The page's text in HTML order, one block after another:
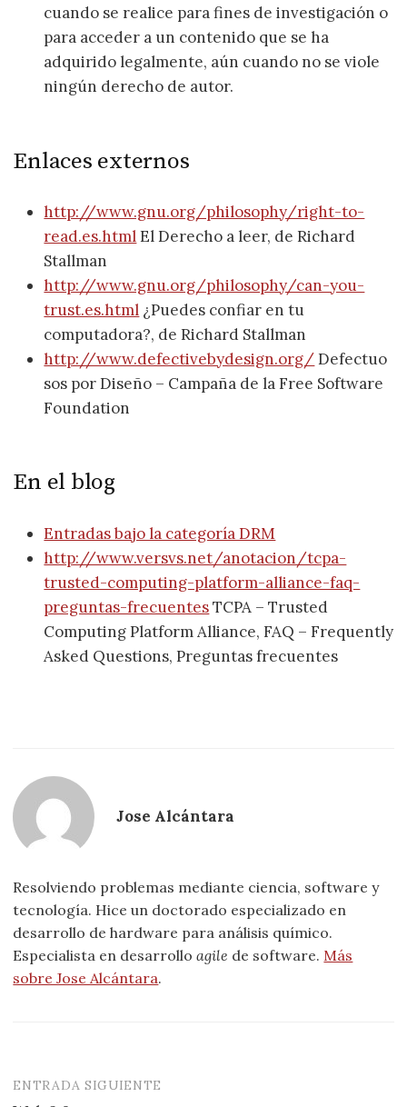
cuando se realice para fines de investigación o
para acceder a un contenido que se ha
adquirido legalmente, aún cuando no se viole
ningún derecho de autor.
Enlaces externos
http://www.gnu.org/philosophy/right-to-
read.es.htmlEl Derecho a leer, de Richard
Stallman
http://www.gnu.org/philosophy/can-you-
trust.es.html ¿Puedes confiar en tu
computadora?, de Richard Stallman
http://www.defectivebydesign.org/Defectuo
sos por Diseño – Campaña de la Free Software
Foundation
En el blog
Entradas bajo la categoría DRM
http://www.versvs.net/anotacion/tcpa-
trusted-computing-platform-alliance-faq-
preguntas-frecuentesTCPA – Trusted
Computing Platform Alliance, FAQ – Frequently
Asked Questions, Preguntas frecuentes
Jose Alcántara
Resolviendo problemas mediante ciencia, software y
tecnología. Hice un doctorado especializado en
desarrollo de hardware para análisis químico.
Especialista en desarrolloagile de software. Más
sobre Jose Alcántara.
Navegación
ENTRADA SIGUIENTE